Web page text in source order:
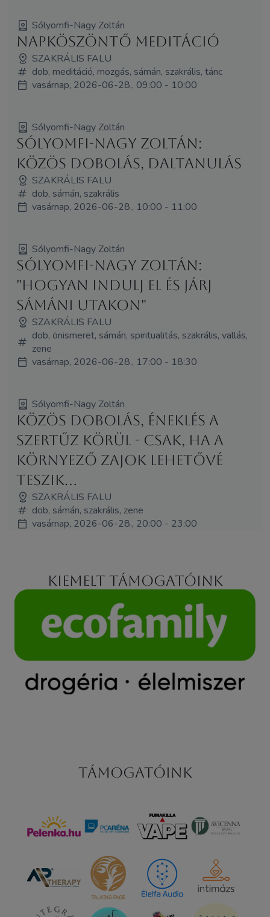
Sólyomfi-Nagy Zoltán
Napköszöntő meditáció
SZAKRÁLIS FALU
dob, meditáció, mozgás, sámán, szakrális, tánc
vasárnap, 2026-06-28., 09:00 - 10:00
Sólyomfi-Nagy Zoltán
Sólyomfi-Nagy Zoltán:
Közös dobolás, daltanulás
SZAKRÁLIS FALU
dob, sámán, szakrális
vasárnap, 2026-06-28., 10:00 - 11:00
Sólyomfi-Nagy Zoltán
Sólyomfi-Nagy Zoltán:
"Hogyan indulj el és járj
sámáni utakon"
SZAKRÁLIS FALU
dob, önismeret, sámán, spiritualitás, szakrális, vallás,
zene
vasárnap, 2026-06-28., 17:00 - 18:30
Sólyomfi-Nagy Zoltán
Közös dobolás, éneklés a
Szertűz körül - csak, ha a
környező zajok lehetővé
teszik...
SZAKRÁLIS FALU
dob, sámán, szakrális, zene
vasárnap, 2026-06-28., 20:00 - 23:00
Kiemelt támogatóink
Támogatóink